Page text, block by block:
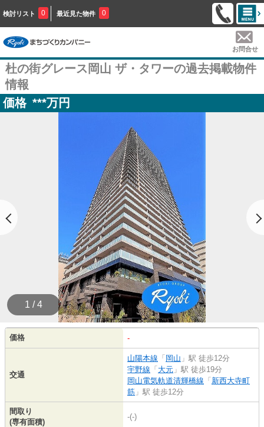
検討リスト 0 最近見た物件 0
お問合せ
杜の街グレース岡山 ザ・タワーの過去掲載物件
情報
価格 ***万円
1 / 4
価格 -
交通
山陽本線 「岡山 」駅 徒歩12分
宇野線 「大元 」駅 徒歩19分
岡山電気軌道清輝橋線 「新西大寺町
筋 」駅 徒歩12分
間取り
(専有面積)
-(-)